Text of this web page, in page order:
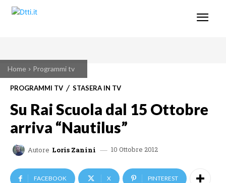
Home Programmi tv
PROGRAMMI TV STASERA IN TV
Su Rai Scuola dal 15 Ottobre
arriva “Nautilus”
Autore Loris Zanini 10 Ottobre 2012
FACEBOOK X PINTEREST